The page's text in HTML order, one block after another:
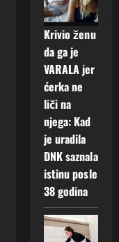
Krivio ženu
da ga je
VARALA jer
ćerka ne
liči na
njega: Kad
je uradila
DNK saznala
istinu posle
38 godina